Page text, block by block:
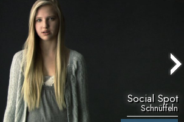
Social Spot
Schnüffeln